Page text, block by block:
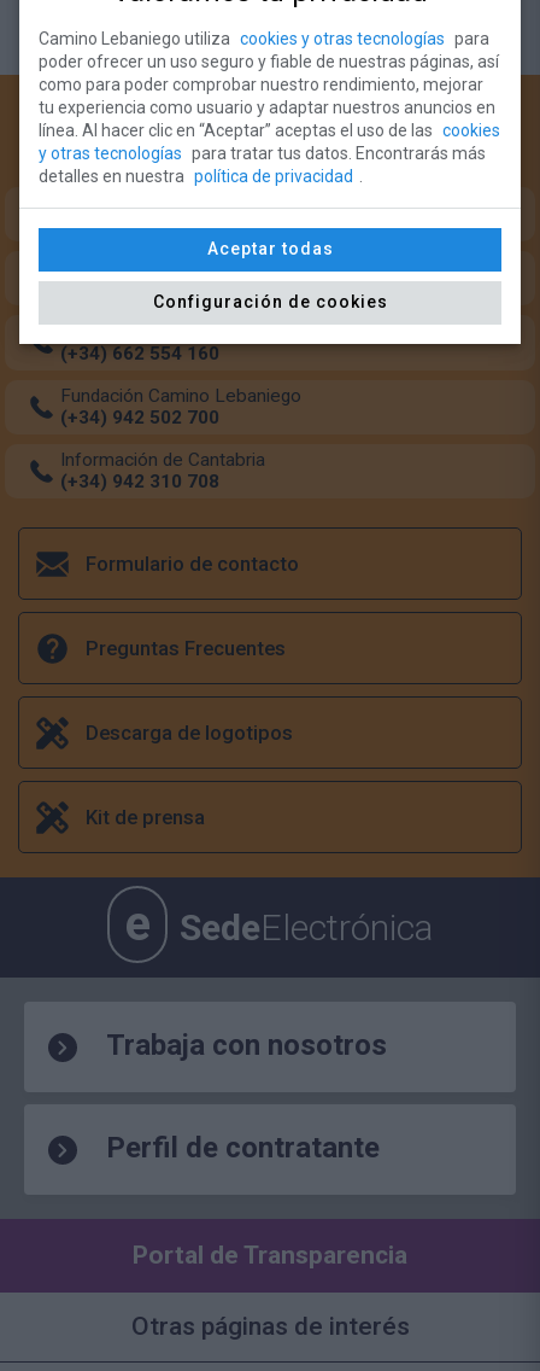
¿Necesitas ayuda?
Teléfonos de intererés para el peregrino:
Oficina del Peregrino (Monasterio Santo Toribio)
(+34) 633 349 684
Oficina del Peregrino (Potes)
(+34) 942 738 126
Transporte de mochilas
(+34) 662 554 160
Fundación Camino Lebaniego
(+34) 942 502 700
Información de Cantabria
(+34) 942 310 708
Formulario de contacto
Preguntas Frecuentes
Descarga de logotipos
Kit de prensa
e SedeElectrónica
Trabaja con nosotros
Perfil de contratante
Portal de Transparencia
Otras páginas de interés
Camino Lebaniego utiliza cookies y otras tecnologías para
poder ofrecer un uso seguro y fiable de nuestras páginas, así
como para poder comprobar nuestro rendimiento, mejorar
tu experiencia como usuario y adaptar nuestros anuncios en
línea. Al hacer clic en “Aceptar” aceptas el uso de las cookies
y otras tecnologías para tratar tus datos. Encontrarás más
detalles en nuestra política de privacidad
Aceptar todas
Configuración de cookies